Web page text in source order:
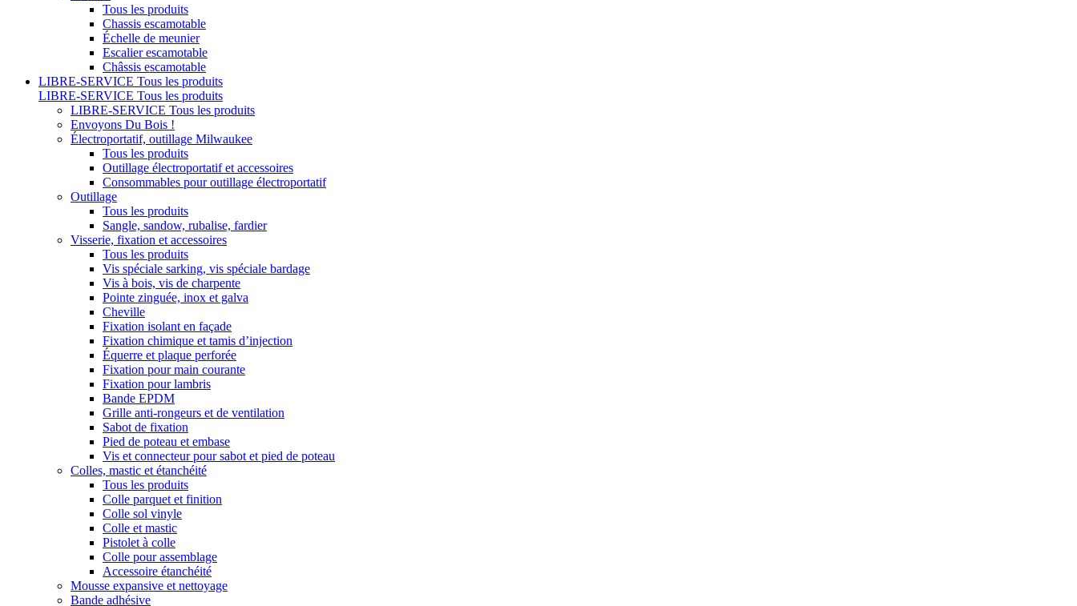
Tous les produits
Chassis escamotable
Échelle de meunier
Escalier escamotable
Châssis escamotable
LIBRE-SERVICE Tous les produits
LIBRE-SERVICE Tous les produits
LIBRE-SERVICE Tous les produits
Envoyons Du Bois !
Électroportatif, outillage Milwaukee
Tous les produits
Outillage électroportatif et accessoires
Consommables pour outillage électroportatif
Outillage
Tous les produits
Sangle, sandow, rubalise, fardier
Visserie, fixation et accessoires
Tous les produits
Vis spéciale sarking, vis spéciale bardage
Vis à bois, vis de charpente
Pointe zinguée, inox et galva
Cheville
Fixation isolant en façade
Fixation chimique et tamis d’injection
Équerre et plaque perforée
Fixation pour main courante
Fixation pour lambris
Bande EPDM
Grille anti-rongeurs et de ventilation
Sabot de fixation
Pied de poteau et embase
Vis et connecteur pour sabot et pied de poteau
Colles, mastic et étanchéité
Tous les produits
Colle parquet et finition
Colle sol vinyle
Colle et mastic
Pistolet à colle
Colle pour assemblage
Accessoire étanchéité
Mousse expansive et nettoyage
Bande adhésive